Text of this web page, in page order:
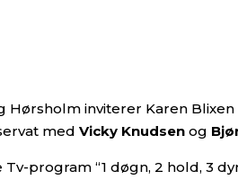
inviterer Karen
medVicky Knudsen og
program “1 døgn, 2 hold, 3